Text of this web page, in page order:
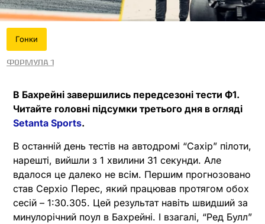
Гонки
Формула 1
В Бахрейні завершились передсезоні тести Ф1.
Читайте головні підсумки третього дня в огляді
Setanta Sports.
В останній день тестів на автодромі “Сахір” пілоти,
нарешті, вийшли з 1 хвилини 31 секунди. Але
вдалося це далеко не всім. Першим прогнозовано
став Серхіо Перес, який працював протягом обох
сесій – 1:30.305. Цей результат навіть швидший за
минулорічний поул в Бахрейні. І взагалі, “Ред Булл”